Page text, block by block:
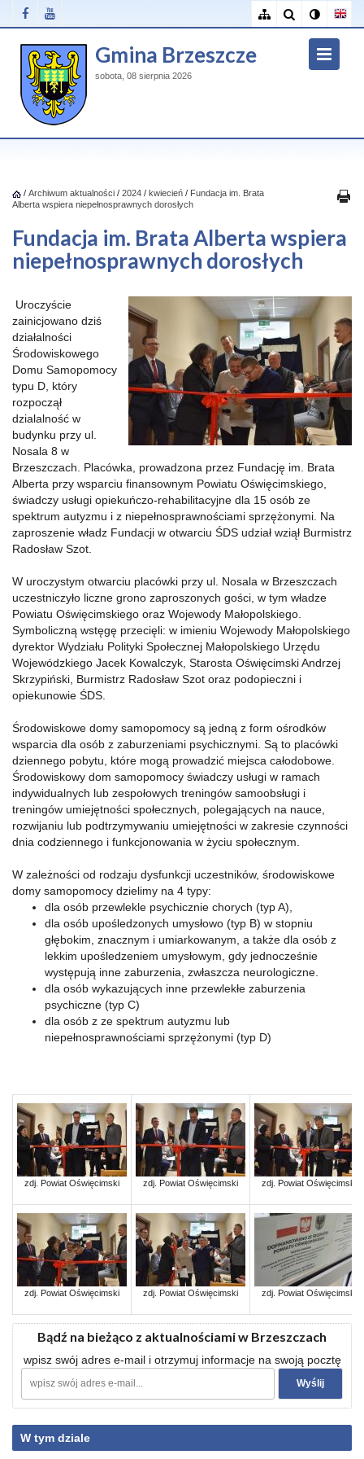
Gmina Brzeszcze
sobota, 08 sierpnia 2026
/ Archiwum aktualności / 2024 / kwiecień / Fundacja im. Brata
Alberta wspiera niepełnosprawnych dorosłych
Fundacja im. Brata Alberta wspiera
niepełnosprawnych dorosłych
Uroczyście
zainicjowano dziś
działalności
Środowiskowego
Domu Samopomocy
typu D, który
rozpoczął
dzialalność w
budynku przy ul.
Nosala 8 w
Brzeszczach. Placówka, prowadzona przez Fundację im. Brata
Alberta przy wsparciu finansownym Powiatu Oświęcimskiego,
świadczy usługi opiekuńczo-rehabilitacyjne dla 15 osób ze
spektrum autyzmu i z niepełnosprawnościami sprzężonymi. Na
zaproszenie władz Fundacji w otwarciu ŚDS udział wziął Burmistrz
Radosław Szot.
W uroczystym otwarciu placówki przy ul. Nosala w Brzeszczach
uczestniczyło liczne grono zaproszonych gości, w tym władze
Powiatu Oświęcimskiego oraz Wojewody Małopolskiego.
Symboliczną wstęgę przecięli: w imieniu Wojewody Małopolskiego
dyrektor Wydziału Polityki Społecznej Małopolskiego Urzędu
Wojewódzkiego Jacek Kowalczyk, Starosta Oświęcimski Andrzej
Skrzypiński, Burmistrz Radosław Szot oraz podopieczni i
opiekunowie ŚDS.
Środowiskowe domy samopomocy są jedną z form ośrodków
wsparcia dla osób z zaburzeniami psychicznymi. Są to placówki
dziennego pobytu, które mogą prowadzić miejsca całodobowe.
Środowiskowy dom samopomocy świadczy usługi w ramach
indywidualnych lub zespołowych treningów samoobsługi i
treningów umiejętności społecznych, polegających na nauce,
rozwijaniu lub podtrzymywaniu umiejętności w zakresie czynności
dnia codziennego i funkcjonowania w życiu społecznym.
W zależności od rodzaju dysfunkcji uczestników, środowiskowe
domy samopomocy dzielimy na 4 typy:
dla osób przewlekle psychicznie chorych (typ A),
dla osób upośledzonych umysłowo (typ B) w stopniu
głębokim, znacznym i umiarkowanym, a także dla osób z
lekkim upośledzeniem umysłowym, gdy jednocześnie
występują inne zaburzenia, zwłaszcza neurologiczne.
dla osób wykazujących inne przewlekłe zaburzenia
psychiczne (typ C)
dla osób z ze spektrum autyzmu lub
niepełnosprawnościami sprzężonymi (typ D)
zdj. Powiat Oświęcimski zdj. Powiat Oświęcimski zdj. Powiat Oświęcimski
zdj. Powiat Oświęcimski zdj. Powiat Oświęcimski zdj. Powiat Oświęcimski
Bądź na bieżąco z aktualnościami w Brzeszczach
wpisz swój adres e-mail i otrzymuj informacje na swoją pocztę
W tym dziale